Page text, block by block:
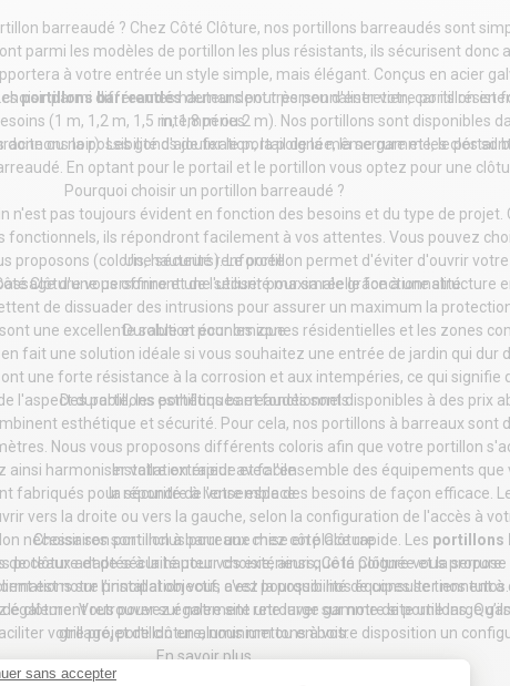
barreaudé ? Chez Côté Clôture, nos portillons barreaudés sont
parmi les modèles de portillon les plus résistants, ils sécurisent donc
à votre entrée un style simple, mais élégant. Conçus en acier
portillons barreaudésdemandent très peu d'entretien, car ils
intempéries.
parmi différentes hauteurs pour personnaliser votre portillon en
(1 m, 1,2 m, 1,5 m, 1,8 m ou 2 m). Nos portillons sont disponibles
ou noir). Les gonds de fixation, la poignée, la serrure et les clés
donnons la possibilité d'ajouter le portail de la même gamme, leportail
. En optant pour le portail et le portillon vous optez pour une
Pourquoi choisir un portillon barreaudé ?
n'est pas toujours évident en fonction des besoins et du type de projet.
ils répondront facilement à vos attentes. Vous pouvez
proposons (coloris, hauteurs). Le portillon permet d'éviter d'ouvrir votre
d'une personne et de l'utiliser pour sa réelle fonctionnalité.
Une sécurité renforcée
Clôture vous offriront une sécurité maximale grâce à une structure
de dissuader des intrusions pour assurer un maximum la
une excellente solution pour les zones résidentielles et les zones
Durable et économique
fait une solution idéale si vous souhaitez une entrée de jardin qui dur
une forte résistance à la corrosion et aux intempéries, ce qui signifie
l'aspect durable, les portillons barreaudés sont disponibles à des prix
Des portillons esthétiques et fonctionnels
esthétique et sécurité. Pour cela, nos portillons à barreaux sont
Nous vous proposons différents coloris afin que votre portillon
ainsi harmoniser votre extérieur avec l'ensemble des équipements que
la sécurité de votre espace.
Installation rapide et facile
fabriqués pour répondre à l'ensemble des besoins de façon efficace.
vers la droite ou vers la gauche, selon la configuration de l'accès à
nécessaires sont inclus pour une mise en place rapide. Les portillons
poteaux adaptés à la hauteur choisie, ainsi que la poignée et la serrure.
sur l’installation vous avez la possibilité de consulter nostutos
Choisir son portillon à barreaux chez côté Clôture
de clôtureet de sécurité pour vos extérieurs, Côté Clôture vous propose
est notre principal objectif, c'est pourquoi nos équipes se tiennent à
clôture. Vous pouvez également retrouver sur notre site une large
grillagé,portillon en aluminiumou en bois.
également retrouver sur notre site une large gamme deportillons.
votre projet de clôture, nous mettons à votre disposition un
en ligne.
En savoir plus
sans accepter